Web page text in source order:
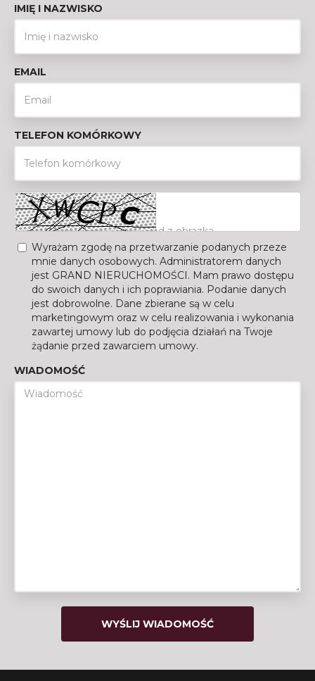
IMIĘ I NAZWISKO
EMAIL
TELEFON KOMÓRKOWY
Wyrażam zgodę na przetwarzanie podanych przeze
mnie danych osobowych. Administratorem danych
jest GRAND NIERUCHOMOŚCI. Mam prawo dostępu
do swoich danych i ich poprawiania. Podanie danych
jest dobrowolne. Dane zbierane są w celu
marketingowym oraz w celu realizowania i wykonania
zawartej umowy lub do podjęcia działań na Twoje
żądanie przed zawarciem umowy.
WIADOMOŚĆ